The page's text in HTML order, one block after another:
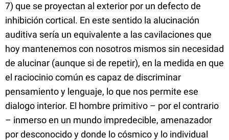
7) que se proyectan al exterior por un defecto de
inhibición cortical. En este sentido la alucinación
auditiva sería un equivalente a las cavilaciones que
hoy mantenemos con nosotros mismos sin necesidad
de alucinar (aunque si de repetir), en la medida en que
el raciocinio común es capaz de discriminar
pensamiento y lenguaje, lo que nos permite ese
dialogo interior. El hombre primitivo – por el contrario
– inmerso en un mundo impredecible, amenazador
por desconocido y donde lo cósmico y lo individual